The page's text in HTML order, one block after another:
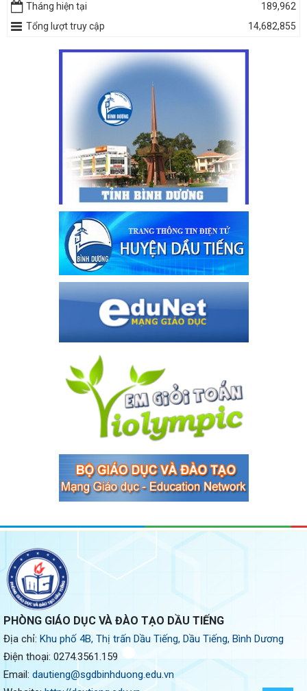
Tháng hiện tại
189,962
Tổng lượt truy cập
14,682,855
PHÒNG GIÁO DỤC VÀ ĐÀO TẠO DẦU TIẾNG
Địa chỉ: Khu phố 4B, Thị trấn Dầu Tiếng, Dầu Tiếng, Bình Dương
Điện thoại: 0274.3561.159
Email: dautieng@sgdbinhduong.edu.vn